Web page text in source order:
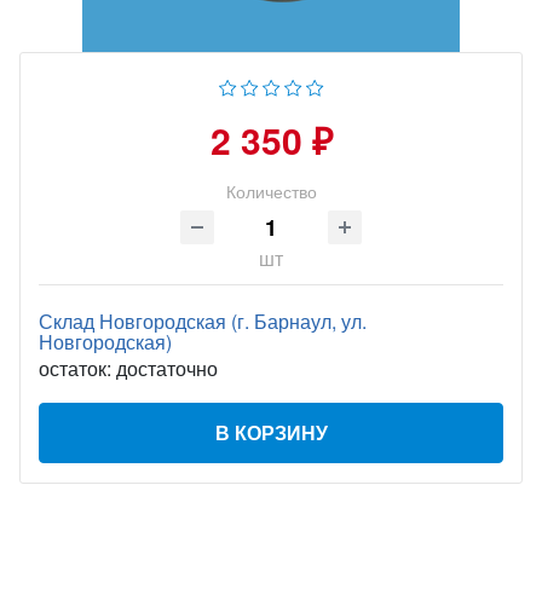
2 350 ₽
Количество
шт
Склад Новгородская (г. Барнаул, ул.
Новгородская)
остаток: достаточно
В КОРЗИНУ